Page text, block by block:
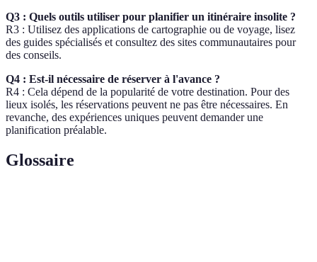
Q3 : Quels outils utiliser pour planifier un itinéraire insolite ?
R3 : Utilisez des applications de cartographie ou de voyage, lisez
des guides spécialisés et consultez des sites communautaires pour
des conseils.
Q4 : Est-il nécessaire de réserver à l'avance ?
R4 : Cela dépend de la popularité de votre destination. Pour des
lieux isolés, les réservations peuvent ne pas être nécessaires. En
revanche, des expériences uniques peuvent demander une
planification préalable.
Glossaire